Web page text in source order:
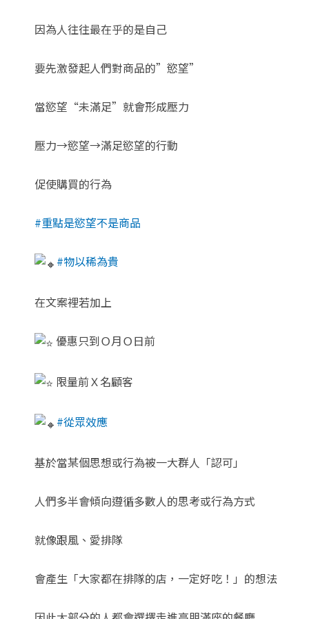
因為人往往最在乎的是自己
要先激發起人們對商品的”慾望”
當慾望“未滿足”就會形成壓力
壓力→慾望→滿足慾望的行動
促使購買的行為
#重點是慾望不是商品
#物以稀為貴
在文案裡若加上
優惠只到Ｏ月Ｏ日前
限量前Ｘ名顧客
#從眾效應
基於當某個思想或行為被一大群人「認可」
人們多半會傾向遵循多數人的思考或行為方式
就像跟風、愛排隊
會產生「大家都在排隊的店，一定好吃！」的想法